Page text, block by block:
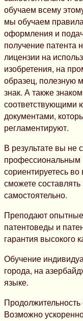
обучаем всему
мы обучаем
оформления и
получение патента
лицензии на
изобретения, на
образец, полезную
знак. А также
соответствующими
документами,
регламентируют.
В результате вы не
профессиональным
сориентируетесь
сможете
самостоятельно.
Преподают
патентоведы и
гарантия высокого
Обучение
города, на
языке.
Возможно